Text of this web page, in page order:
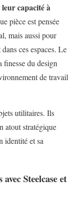
capacité à
pièce est pensée
mais aussi pour
ces espaces. Le
finesse du design
de travail
utilitaires. Ils
atout stratégique
identité et sa
Steelcase et